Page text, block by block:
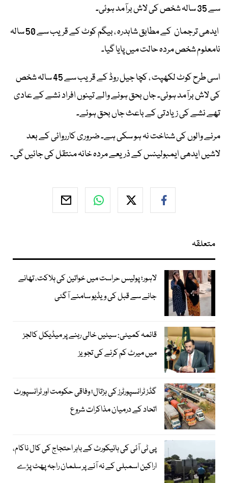
سے 35 سالہ شخص کی لاش برآمد ہوئی۔
ایدھی ترجمان کے مطابق شاہدرہ ، بیگم کوٹ کے قریب سے 50 سالہ
نامعلوم شخص مردہ حالت میں پایا گیا۔
اسی طرح کوٹ لکھپت ، کچا جیل روڈ کے قریب سے 45 سالہ شخص
کی لاش برآمد ہوئی۔ جاں بحق ہونے والے تینوں افراد نشے کے عادی
تھے نشے کی زیادتی کے باعث جاں بحق ہوئے۔
مرنے والوں کی شناخت نہ ہو سکی ہے۔ ضروری کارروائی کے بعد
لاشیں ایدھی ایمبولینس کے ذریعے مردہ خانہ منتقل کی جائیں گی۔
متعلقہ
لاہور؛ پولیس حراست میں خواتین کی ہلاکت، تھانے
جانے سے قبل کی ویڈیو سامنے آگئی
قائمہ کمیٹی: سیٹیں خالی رہنے پر میڈیکل کالجز
میں میرٹ کم کرنے کی تجویز
گڈز ٹرانسپورٹرز کی ہڑتال؛ وفاقی حکومت اور ٹرانسپورٹ
اتحاد کے درمیان مذاکرات شروع
پی ٹی آئی کی ہائیکورٹ کے باہر احتجاج کی کال ناکام،
اراکین اسمبلی کے نہ آنے پر سلمان راجہ پھٹ پڑے